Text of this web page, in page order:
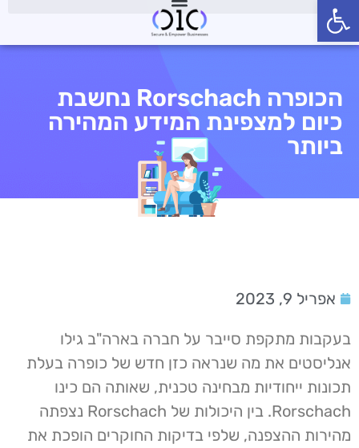
פתח סרגל נגישות
הכופרה Rorschach נחשבת
כיום למצפינת המידע המהירה
ביותר
אפריל 9, 2023
בעקבות מתקפת סייבר על חברה בארה"ב גילו
אנליסטים את מה שנראה כזן חדש של כופרה בעלת
תכונות ייחודיות מבחינה טכנית, שאותה הם כינו
Rorschach. בין היכולות של Rorschach נצפתה
מהירות ההצפנה, שלפי בדיקות החוקרים הופכת את